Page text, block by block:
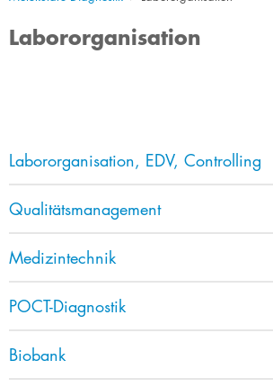
Labororganisation
Labororganisation, EDV, Controlling
Qualitätsmanagement
Medizintechnik
POCT-Diagnostik
Biobank